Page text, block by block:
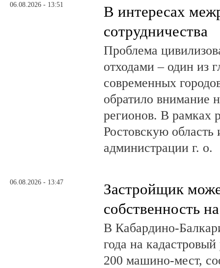
06.08.2026 - 13:51
В интересах
сотрудничества
Проблема
отходами – один из
современных
обратило внимание
регионов. В рамках
Ростовскую
администрации г. о.
06.08.2026 - 13:47
Застройщик
собственность
В Кабардино-
года на
200 машино-мест,